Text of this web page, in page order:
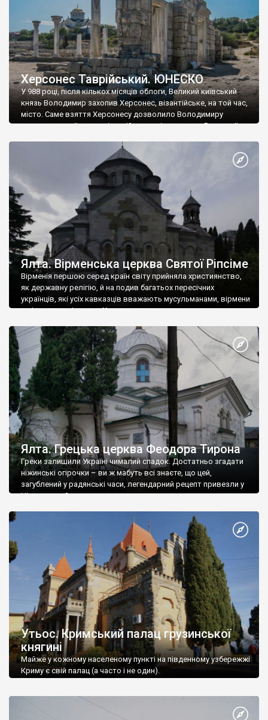
Херсонес Таврійський. ЮНЕСКО
У 988 році, після кількох місяців облоги, Великий київський
князь Володимир захопив Херсонес, візантійське, на той час,
місто. Саме взяття Херсонесу дозволило Володимиру
диктувати свої умови візантійському імператору Василю ІІ, та
Херсонесі Володимир-язичник, став Василем-християнином.
А потім було Хрещення Русі. На честь Херсонесу Таврійського
Ялта. Вірменська церква Святої Ріпсіме
Вірменія першою серед країн світу прийняла християнство,
як державну релігію, й на подив багатьох пересічних
українців, які усіх кавказців вважають мусульманами, вірмени
є відданими вірянами Христа
Ялта. Грецька церква Феодора Тирона
Греки залишили Україні чималий спадок. Достатньо згадати
ніжинські огірочки – ви ж мабуть всі знаєте, що цей,
загублений у радянські часи, легендарний рецепт привезли у
Ніжин греки?
Утьос. Кримський палац грузинської
княгині
Майже у кожному населеному пункті на південному узбережжі
Криму є свій палац (а часто і не один).